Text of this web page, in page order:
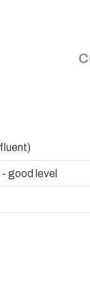
good level